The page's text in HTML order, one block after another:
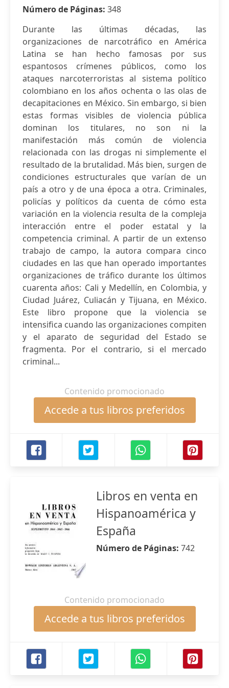
Número de Páginas: 348
Durante las últimas décadas, las
organizaciones de narcotráfico en América
Latina se han hecho famosas por sus
espantosos crímenes públicos, como los
ataques narcoterroristas al sistema político
colombiano en los años ochenta o las olas de
decapitaciones en México. Sin embargo, si bien
estas formas visibles de violencia pública
dominan los titulares, no son ni la
manifestación más común de violencia
relacionada con las drogas ni simplemente el
resultado de la brutalidad. Más bien, surgen de
condiciones estructurales que varían de un
país a otro y de una época a otra. Criminales,
policías y políticos da cuenta de cómo esta
variación en la violencia resulta de la compleja
interacción entre el poder estatal y la
competencia criminal. A partir de un extenso
trabajo de campo, la autora compara cinco
ciudades en las que han operado importantes
organizaciones de tráfico durante los últimos
cuarenta años: Cali y Medellín, en Colombia, y
Ciudad Juárez, Culiacán y Tijuana, en México.
Este libro propone que la violencia se
intensifica cuando las organizaciones compiten
y el aparato de seguridad del Estado se
fragmenta. Por el contrario, si el mercado
criminal...
Contenido promocionado
Accede a tus libros preferidos
Libros en venta en
Hispanoamérica y
España
Número de Páginas: 742
Contenido promocionado
Accede a tus libros preferidos